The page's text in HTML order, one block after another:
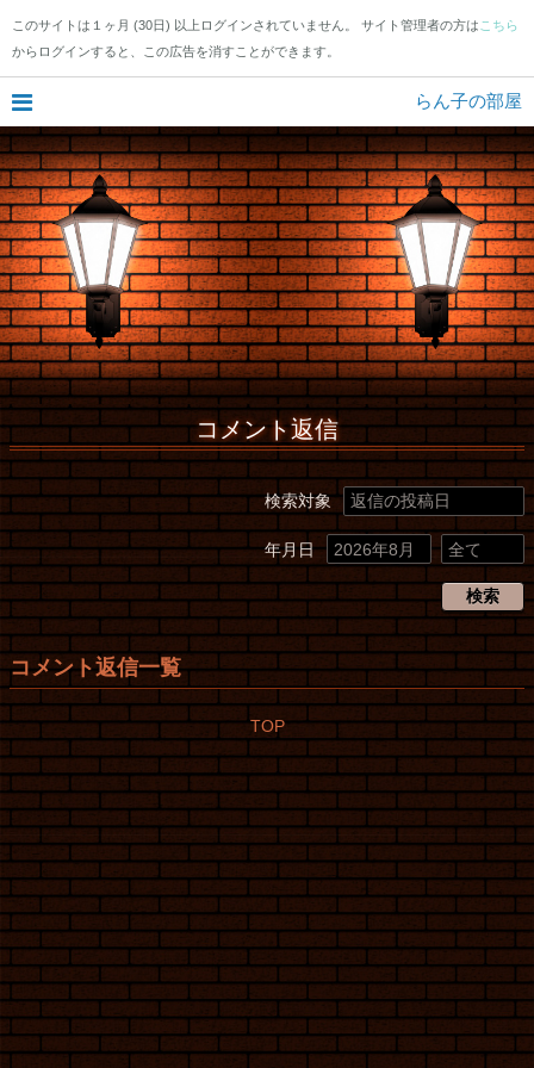
このサイトは１ヶ月 (30日) 以上ログインされていません。 サイト管理者の方は こちら
からログインすると、この広告を消すことができます。
らん子の部屋
コメント返信
検索対象
年月日
検索
コメント返信一覧
TOP